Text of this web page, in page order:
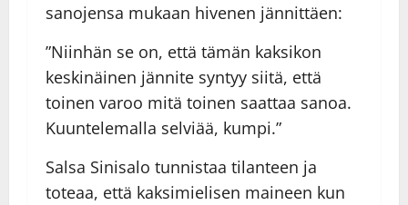
sanojensa mukaan hivenen jännittäen:
”Niinhän se on, että tämän kaksikon
keskinäinen jännite syntyy siitä, että
toinen varoo mitä toinen saattaa sanoa.
Kuuntelemalla selviää, kumpi.”
Salsa Sinisalo tunnistaa tilanteen ja
toteaa, että kaksimielisen maineen kun